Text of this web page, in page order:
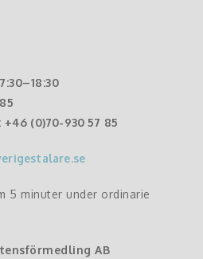
+46 (0)70-930 57 85
5 minuter under ordinarie
AB